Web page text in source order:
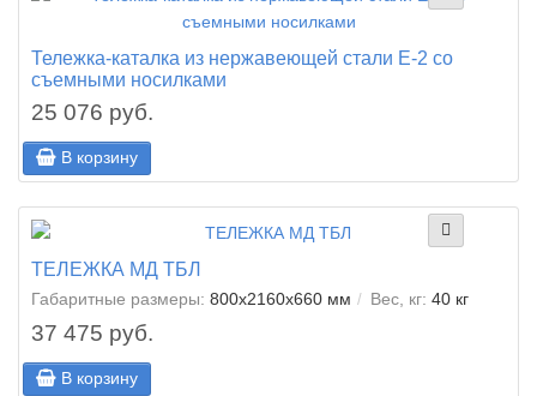
Тележка-каталка из нержавеющей стали E-2 со
съемными носилками
25 076 руб.
В корзину
ТЕЛЕЖКА МД ТБЛ
Габаритные размеры: 800x2160x660 мм Вес, кг: 40 кг
37 475 руб.
В корзину